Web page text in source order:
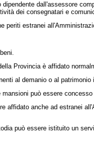
dall'assessore
dei consegnatari e
estranei
Provincia è affidato
al demanio o al patrimonio
può essere
anche ad estranei
può essere istituito un